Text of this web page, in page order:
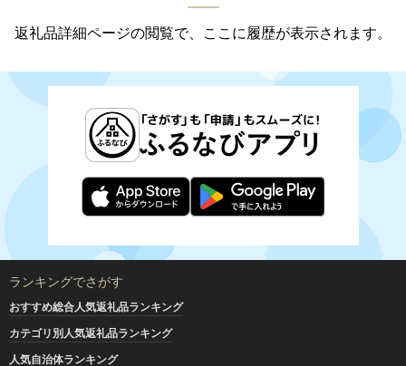
返礼品詳細ページの閲覧で、ここに履歴が表示されます。
ランキングでさがす
おすすめ総合人気返礼品ランキング
カテゴリ別人気返礼品ランキング
人気自治体ランキング